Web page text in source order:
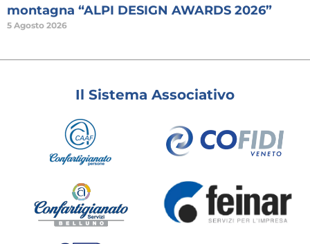
montagna “ALPI DESIGN AWARDS 2026”
5 Agosto 2026
Il Sistema Associativo